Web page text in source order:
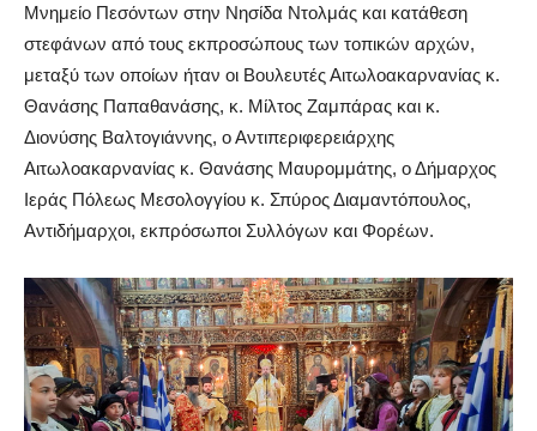
Μνημείο Πεσόντων στην Νησίδα Ντολμάς και κατάθεση
στεφάνων από τους εκπροσώπους των τοπικών αρχών,
μεταξύ των οποίων ήταν οι Βουλευτές Αιτωλοακαρνανίας κ.
Θανάσης Παπαθανάσης, κ. Μίλτος Ζαμπάρας και κ.
Διονύσης Βαλτογιάννης, ο Αντιπεριφερειάρχης
Αιτωλοακαρνανίας κ. Θανάσης Μαυρομμάτης, ο Δήμαρχος
Ιεράς Πόλεως Μεσολογγίου κ. Σπύρος Διαμαντόπουλος,
Αντιδήμαρχοι, εκπρόσωποι Συλλόγων και Φορέων.